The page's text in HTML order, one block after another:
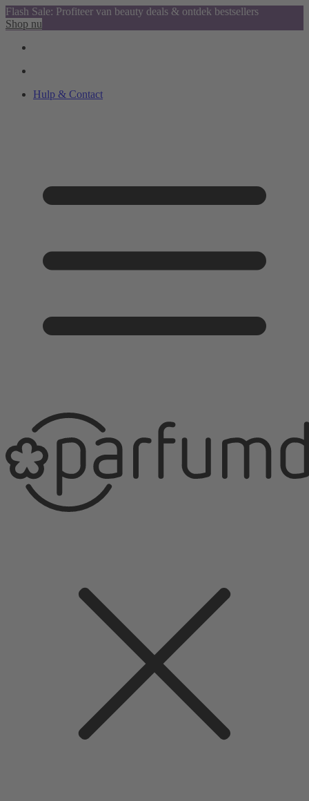
Flash Sale: Profiteer van beauty deals & ontdek bestsellers
Shop nu
Hulp & Contact